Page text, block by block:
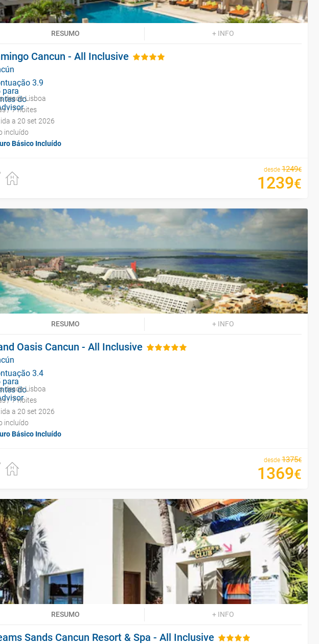
RESUMO + INFO
Cancun - All Inclusive
desde Lisboa
/ 7 noites
a 20 set 2026
incluído
Básico Incluído
desde 1249€
1239€
RESUMO + INFO
Oasis Cancun - All Inclusive
desde Lisboa
/ 7 noites
a 20 set 2026
incluído
Básico Incluído
desde 1375€
1369€
RESUMO + INFO
Sands Cancun Resort & Spa - All Inclusive